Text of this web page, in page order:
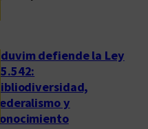
Eduvim defiende la Ley
25.542:
bibliodiversidad,
federalismo y
conocimiento